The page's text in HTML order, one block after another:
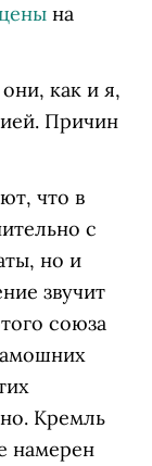
на
как и я,
Причин
что в
с
но и
звучит
союза
Кремль
намерен